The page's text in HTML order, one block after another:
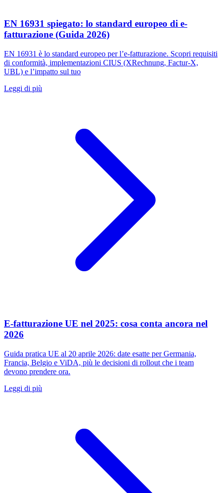
EN 16931 spiegato: lo standard europeo di e-
fatturazione (Guida 2026)
EN 16931 è lo standard europeo per l’e-fatturazione. Scopri requisiti
di conformità, implementazioni CIUS (XRechnung, Factur-X,
UBL) e l’impatto sul tuo
Leggi di più
E-fatturazione UE nel 2025: cosa conta ancora nel
2026
Guida pratica UE al 20 aprile 2026: date esatte per Germania,
Francia, Belgio e ViDA, più le decisioni di rollout che i team
devono prendere ora.
Leggi di più